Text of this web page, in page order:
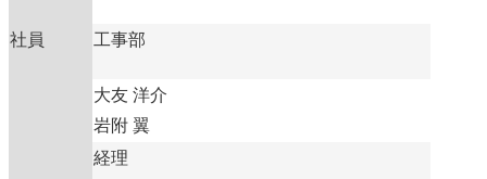
社員 工事部
大友 洋介
岩附 翼
経理